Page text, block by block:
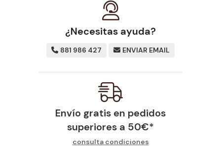
¿Necesitas ayuda?
881 986 427 ENVIAR EMAIL
Envío gratis en pedidos
superiores a 50€*
consulta condiciones